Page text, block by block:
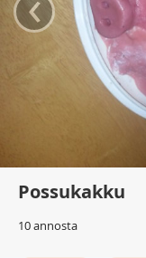
Possukakku
10 annosta